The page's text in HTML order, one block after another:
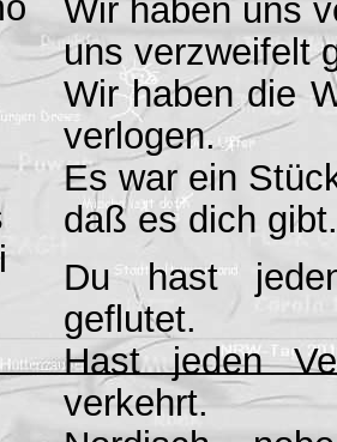
Wir haben uns
uns verzweifelt
Wir haben die
verlogen.
Es war ein
daß es dich gibt.
Du hast
geflutet.
Hast jeden
verkehrt.